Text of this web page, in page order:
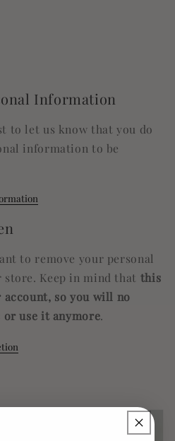
Information
to let us know that you do
information to be
to remove your personal
Keep in mind that this
so you will no
or use it anymore.